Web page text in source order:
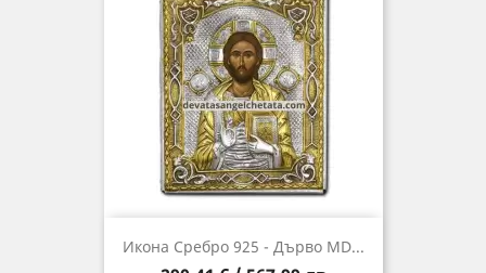
Икона Сребро 925 - Дърво MD...